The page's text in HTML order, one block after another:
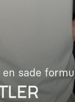
sade formu